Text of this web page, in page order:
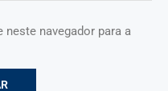
neste navegador para a